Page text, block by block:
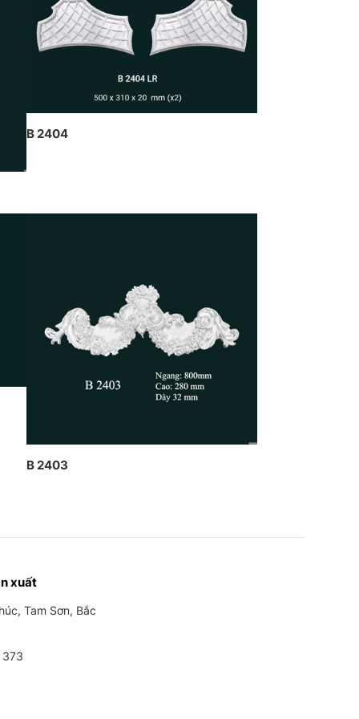
B 2404
B 2403
trần nghệ thuật của CT Dịch
Hồng Hawa thiết kế và thi công
xuất
Tam Sơn, Bắc
373